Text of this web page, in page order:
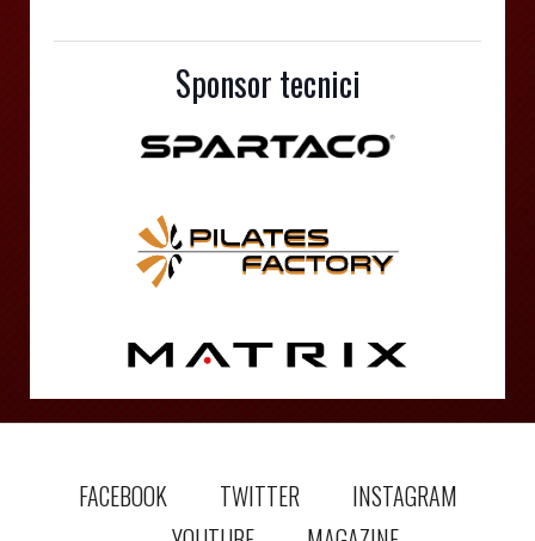
Sponsor tecnici
FACEBOOK TWITTER
INSTAGRAM